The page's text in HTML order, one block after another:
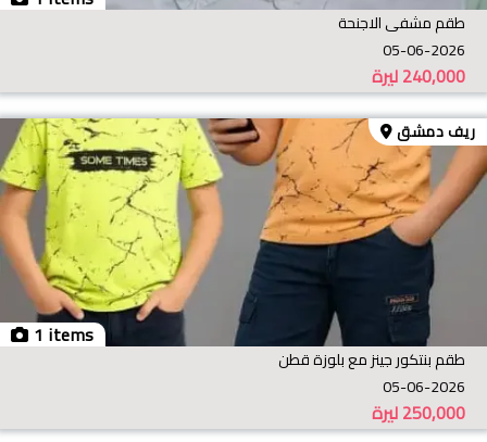
طقم مشفى الاجنحة
05-06-2026
ليرة240,000
1 items
ريف دمشق
طقم بنتكور جينز مع بلوزة قطن
05-06-2026
ليرة250,000